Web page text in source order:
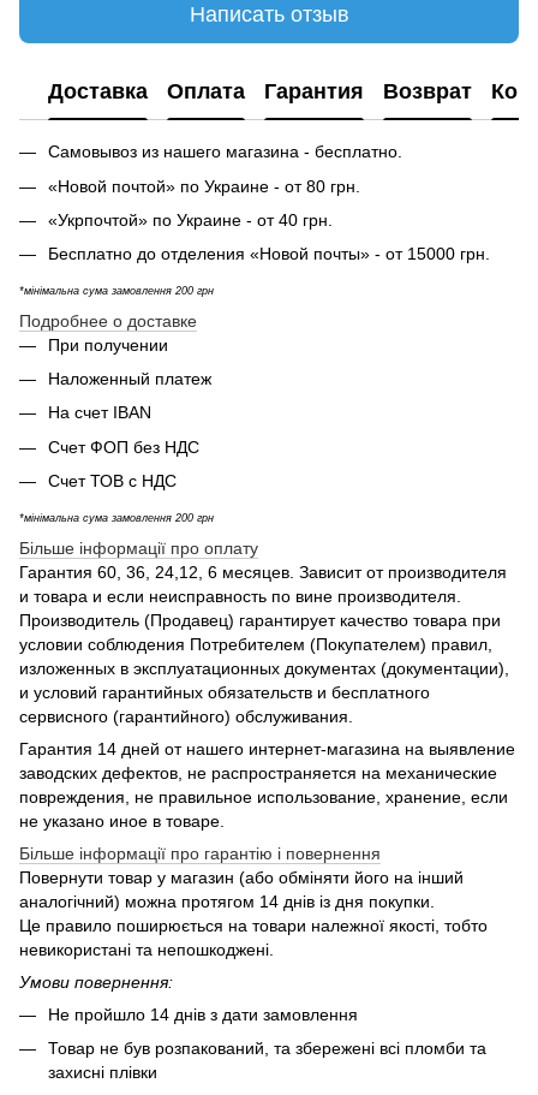
Написать отзыв
Доставка Оплата Гарантия Возврат
Самовывоз из нашего магазина - бесплатно.
«Новой почтой» по Украине - от 80 грн.
«Укрпочтой» по Украине - от 40 грн.
Бесплатно до отделения «Новой почты» - от 15000 грн.
*мінімальна сума замовлення 200 грн
Подробнее о доставке
При получении
Наложенный платеж
На счет IBAN
Счет ФОП без НДС
Счет ТОВ с НДС
*мінімальна сума замовлення 200 грн
Більше інформації про оплату
Гарантия 60, 36, 24,12, 6 месяцев. Зависит от производителя
и товара и если неисправность по вине производителя.
Производитель (Продавец) гарантирует качество товара при
условии соблюдения Потребителем (Покупателем) правил,
изложенных в эксплуатационных документах (документации),
и условий гарантийных обязательств и бесплатного
сервисного (гарантийного) обслуживания.
Гарантия 14 дней от нашего интернет-магазина на выявление
заводских дефектов, не распространяется на механические
повреждения, не правильное использование, хранение, если
не указано иное в товаре.
Більше інформації про гарантію і повернення
Повернути товар у магазин (або обміняти його на інший
аналогічний) можна протягом 14 днів із дня покупки.
Це правило поширюється на товари належної якості, тобто
невикористані та непошкоджені.
Умови повернення:
Не пройшло 14 днів з дати замовлення
Товар не був розпакований, та збережені всі пломби та
захисні плівки